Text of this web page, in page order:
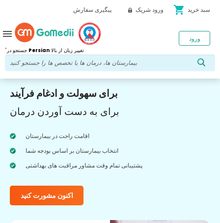
پیگیری سفارش ورود شریک shopping_cart سبد خرید
* Persian تغییر زبان از بالا
ورود menu
برای سهولت و ادغام فرآیند
برای به دست آوردن درمان
اقامت راحت در بیمارستان
انتخاب بیمارستان بر اساس بودجه شما
پشتیبانی تمام وقت مشاور مراقبت های بهداشتی
اکنون مشورت کنید